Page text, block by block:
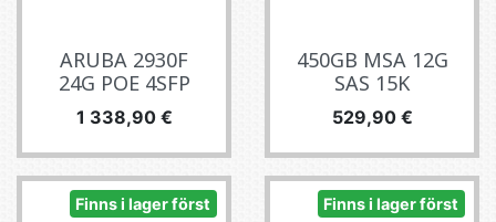
ARUBA 2930F
24G POE 4SFP
Pris
1 338,90 €
450GB MSA 12G
SAS 15K
Pris
529,90 €
Finns i lager först Finns i lager först